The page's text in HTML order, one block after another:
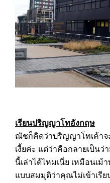
เรียนปริญญาโทอังกฤษ
ณัชก็คิดว่าปริญญาโทเค้าจ
เงี้ยค่ะ แต่ว่าคือกลายเป็นว่
นี้เล่าได้ไหมเนี่ย เหมือนเม้า
แบบสมมุติว่าคุณไม่เข้าเรีย